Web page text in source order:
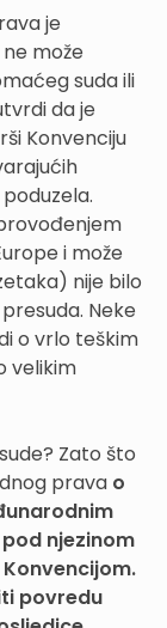
je
može
suda ili
da je
Konvenciju
i može
nije bilo
Neke
o vrlo teškim
velikim
Zato što
prava o
njezinom
povredu